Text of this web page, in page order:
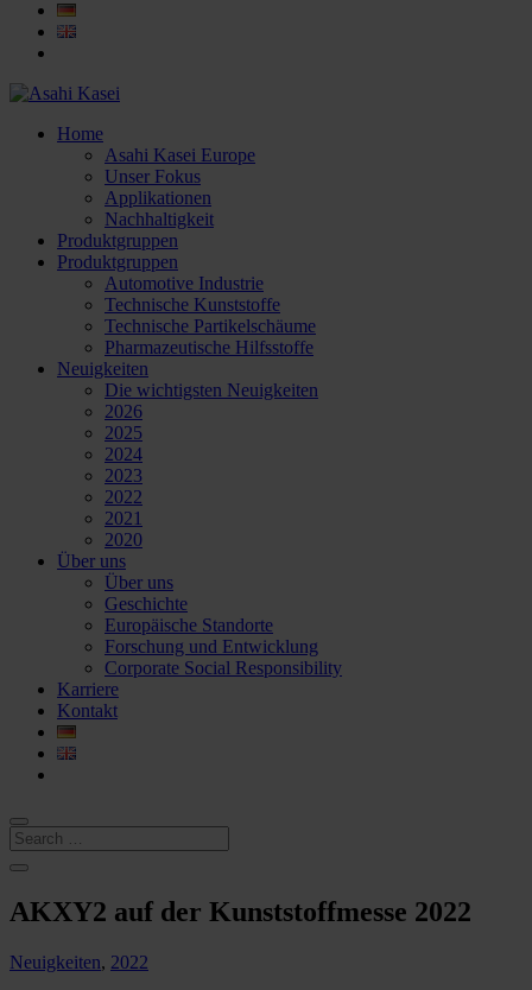
Home
Asahi Kasei Europe
Unser Fokus
Applikationen
Nachhaltigkeit
Produktgruppen
Produktgruppen
Automotive Industrie
Technische Kunststoffe
Technische Partikelschäume
Pharmazeutische Hilfsstoffe
Neuigkeiten
Die wichtigsten Neuigkeiten
2026
2025
2024
2023
2022
2021
2020
Über uns
Über uns
Geschichte
Europäische Standorte
Forschung und Entwicklung
Corporate Social Responsibility
Karriere
Kontakt
AKXY2 auf der Kunststoffmesse 2022
Neuigkeiten, 2022